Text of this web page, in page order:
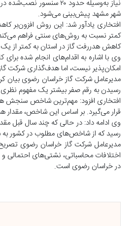
شهر مشهد پیش‌بینی می‌شود.
کمتر نسبت به روش‌های سنتی فراهم
کاهش هدررفت گاز در استان به کمتر از
وی با اشاره به اقدام‌های انجام شده
امکان‌پذیر نیست، اما هدف‌گذاری شرکت
مدیرعامل شرکت گاز خراسان رضوی بیان
رسیدن به رقم صفر بیشتر یک مفهوم
افتخاری افزود: مهم‌ترین شاخص سنجش
قرار می‌گیرد. بر اساس این شاخص،
رسید که از شاخص‌های مطلوب در کشور به
مدیرعامل شرکت گاز خراسان رضوی تصریح
اختلافات محاسباتی، نشتی‌های احتمالی
در خراسان رضوی است.